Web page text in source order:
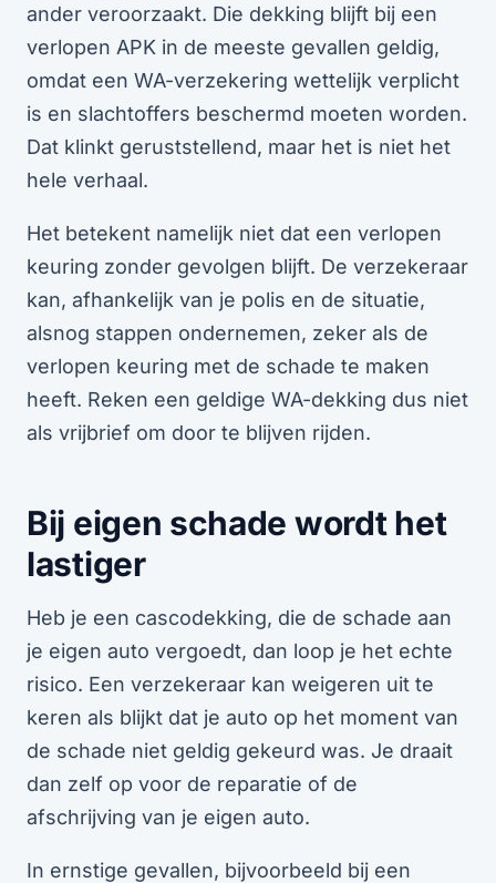
ander veroorzaakt. Die dekking blijft bij een
verlopen APK in de meeste gevallen geldig,
omdat een WA-verzekering wettelijk verplicht
is en slachtoffers beschermd moeten worden.
Dat klinkt geruststellend, maar het is niet het
hele verhaal.
Het betekent namelijk niet dat een verlopen
keuring zonder gevolgen blijft. De verzekeraar
kan, afhankelijk van je polis en de situatie,
alsnog stappen ondernemen, zeker als de
verlopen keuring met de schade te maken
heeft. Reken een geldige WA-dekking dus niet
als vrijbrief om door te blijven rijden.
Bij eigen schade wordt het
lastiger
Heb je een cascodekking, die de schade aan
je eigen auto vergoedt, dan loop je het echte
risico. Een verzekeraar kan weigeren uit te
keren als blijkt dat je auto op het moment van
de schade niet geldig gekeurd was. Je draait
dan zelf op voor de reparatie of de
afschrijving van je eigen auto.
In ernstige gevallen, bijvoorbeeld bij een